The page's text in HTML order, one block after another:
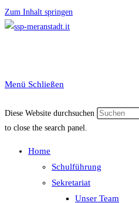
Zum Inhalt springen
Menü Schließen
Diese Website durchsuchen
to close the search panel.
Home
Schulführung
Sekretariat
Unser Team